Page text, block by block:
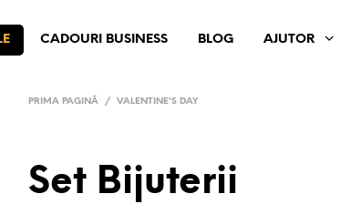
CADOURI BUSINESS BLOG AJUTOR
PRIMA PAGINĂ / VALENTINE'S DAY
Set Bijuterii